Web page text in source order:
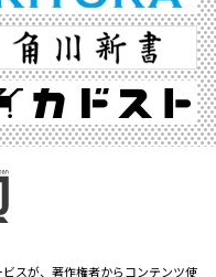
スが、著作権者からコンテンツ使